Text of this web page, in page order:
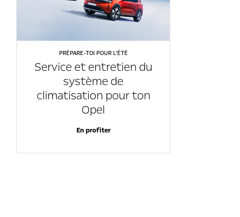
PRÉPARE-TOI POUR L’ÉTÉ
Service et entretien du
système de
climatisation pour ton
Opel
En profiter